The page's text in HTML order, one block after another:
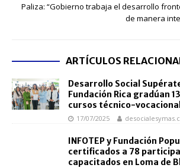
Paliza: “Gobierno trabaja el desarrollo
de manera
ARTÍCULOS
Desarrollo Social
Fundación Rica gradúan
cursos técnico-vocacional
17/07/2025
INFOTEP y Fundación
certificados a 78
capacitados en Loma de